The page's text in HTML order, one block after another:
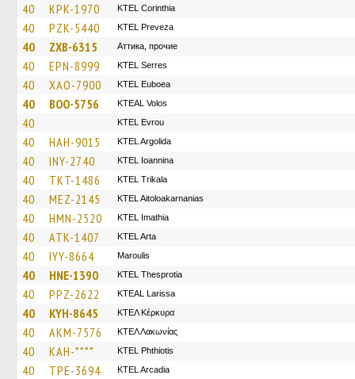
40 KPK-1970 KTEL Corinthia
40 PZK-5440 KTEL Preveza
40 ZXB-6315 Аттика, прочие
40 EPN-8999 KTEL Serres
40 XAO-7900 ΚΤΕL Euboea
40 BOO-5756 KTEAL Volos
40 KTEL Evrou
40 HAH-9015 KTEL Argolida
40 INY-2740 KTEL Ioannina
40 TKT-1486 ΚΤΕL Τrikala
40 MEZ-2145 KTEL Aitoloakarnanias
40 HMN-2520 KTEL Imathia
40 ATK-1407 KTEL Arta
40 IYY-8664 Maroulis
40 HNE-1390 KTEL Thesprotia
40 PPZ-2622 KTEAL Larissa
40 KYH-8645 ΚΤΕΛ Κέρκυρα
40 AKM-7576 ΚΤΕΛ Λακωνίας
40 KAH-**** ΚΤΕL Phthiotis
40 TPE-3694 KTEL Arcadia